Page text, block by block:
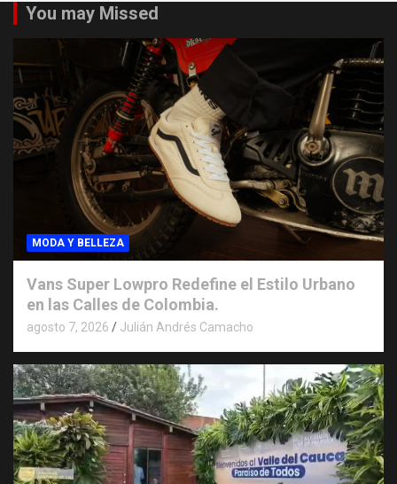
You may Missed
MODA Y BELLEZA
Vans Super Lowpro Redefine el Estilo Urbano
en las Calles de Colombia.
agosto 7, 2026 Julián Andrés Camacho